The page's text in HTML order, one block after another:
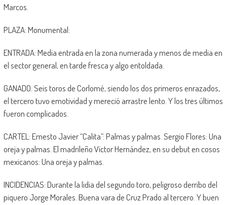
Marcos.
PLAZA: Monumental:
ENTRADA: Media entrada en la zona numerada y menos de media en
el sector general, en tarde fresca y algo entoldada.
GANADO: Seis toros de Corlomé, siendo los dos primeros enrazados,
el tercero tuvo emotividad y mereció arrastre lento. Y los tres últimos
fueron complicados.
CARTEL: Ernesto Javier “Calita”: Palmas y palmas. Sergio Flores: Una
oreja y palmas. El madrileño Víctor Hernández, en su debut en cosos
mexicanos: Una oreja y palmas.
INCIDENCIAS: Durante la lidia del segundo toro, peligroso derribo del
piquero Jorge Morales. Buena vara de Cruz Prado al tercero. Y buen